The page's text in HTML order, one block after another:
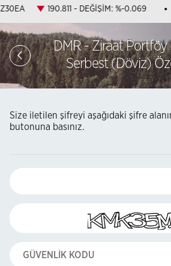
190.811 - DEĞİŞİM: %-0.069
DMR - Ziraat Portföy
Serbest (Döviz)
Size iletilen şifreyi aşağıdaki şifre
butonuna basınız.